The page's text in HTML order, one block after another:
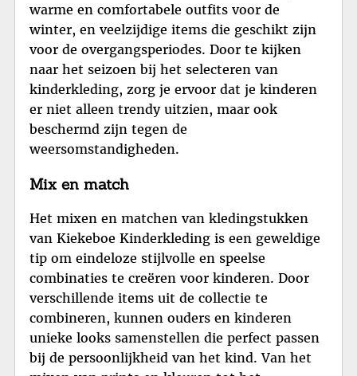
warme en comfortabele outfits voor de
winter, en veelzijdige items die geschikt zijn
voor de overgangsperiodes. Door te kijken
naar het seizoen bij het selecteren van
kinderkleding, zorg je ervoor dat je kinderen
er niet alleen trendy uitzien, maar ook
beschermd zijn tegen de
weersomstandigheden.
Mix en match
Het mixen en matchen van kledingstukken
van Kiekeboe Kinderkleding is een geweldige
tip om eindeloze stijlvolle en speelse
combinaties te creëren voor kinderen. Door
verschillende items uit de collectie te
combineren, kunnen ouders en kinderen
unieke looks samenstellen die perfect passen
bij de persoonlijkheid van het kind. Van het